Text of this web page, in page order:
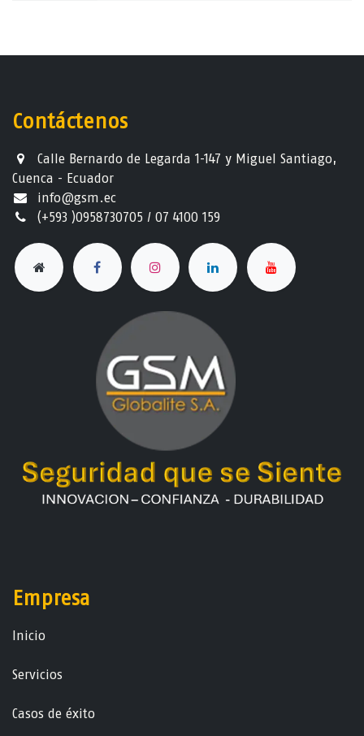
Contáctenos
Calle Bernardo de Legarda 1-147 y Miguel Santiago,
Cuenca - Ecuador
info@gsm.ec​
(+593 )0958730705 / 07 4100 159
Empresa
Ini​ci​o
Servicios
Casos de éxito